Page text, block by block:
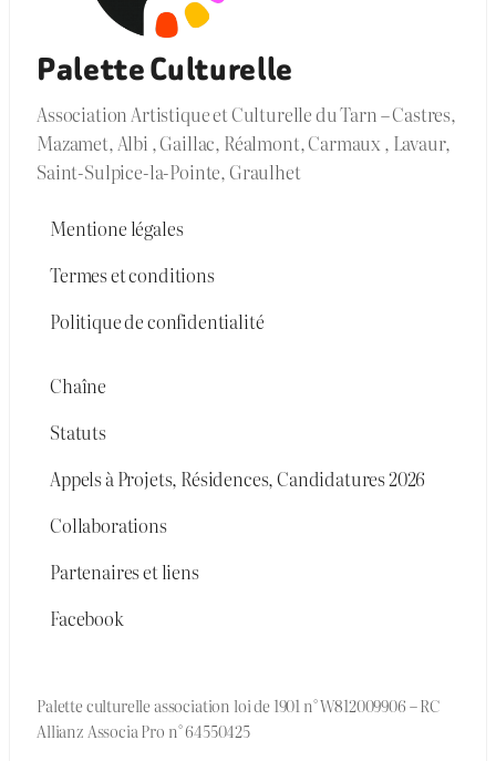
Palette Culturelle
Association Artistique et Culturelle du Tarn – Castres,
Mazamet, Albi , Gaillac, Réalmont, Carmaux , Lavaur,
Saint-Sulpice-la-Pointe, Graulhet
Mentione légales
Termes et conditions
Politique de confidentialité
Chaîne
Statuts
Appels à Projets, Résidences, Candidatures 2026
Collaborations
Partenaires et liens
Facebook
Palette culturelle association loi de 1901 n° W812009906 – RC
Allianz Associa Pro n° 64550425